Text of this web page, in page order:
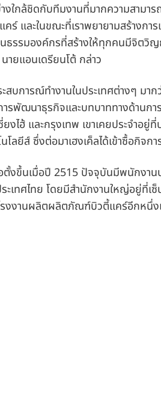
งใกล้ชิดกับทีมงานที่มากความสามาร
คร์ และในขณะที่เราพยายามสร้างก
ธรรมองค์กรที่สร้างให้ทุกคนมีจิต
ายแอนเดรียนโต้ กล่าว
สบการณ์ทำงานในประเทศต่างๆ มา
รพัฒนาธุรกิจและบทบาททางด้านกา
งไฮ้ และกรุงเทพ เขาเคยประจำอ
โลยีส์ ซึ่งต่อมาเฮงเค็ลได้เข้าซื้อกิจก
อตั้งขึ้นเมื่อปี 2515 ปัจจุบันมีพนักงา
ทศไทย โดยมีสำนักงานใหญ่อยู่ที่เซ็
รงงานผลิตผลิตภัณฑ์บิวตี้แคร์อีกหนึ่